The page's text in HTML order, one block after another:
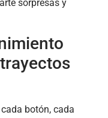
sorpresas y
botón, cada